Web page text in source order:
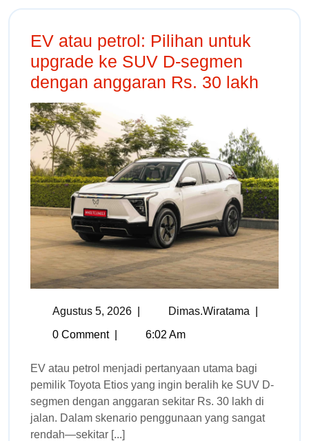
EV atau petrol: Pilihan untuk
upgrade ke SUV D-segmen
dengan anggaran Rs. 30 lakh
Agustus 5, 2026 Dimas.wiratama
0 Comment
6:02 Am
EV atau petrol menjadi pertanyaan utama bagi
pemilik Toyota Etios yang ingin beralih ke SUV D-
segmen dengan anggaran sekitar Rs. 30 lakh di
jalan. Dalam skenario penggunaan yang sangat
rendah—sekitar [...]